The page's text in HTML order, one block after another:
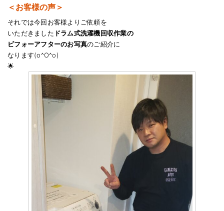
＜お客様の声＞
それでは今回お客様よりご依頼を
いただきました ドラム式洗濯機回収作業の
ビフォーアフターのお写真のご紹介に
なります(o^O^o)
🌟